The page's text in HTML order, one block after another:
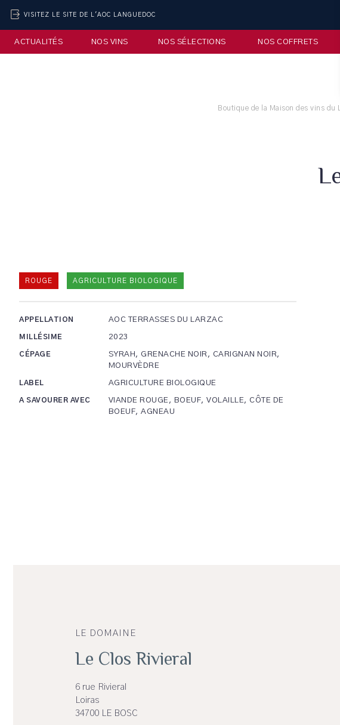
VISITEZ LE SITE DE L'AOC LANGUEDOC
ACTUALITÉS NOS VINS NOS SÉLECTIONS NOS COFFRETS
Boutique de la Maison des vins du
ROUGE AGRICULTURE BIOLOGIQUE
APPELLATION AOC TERRASSES DU LARZAC
MILLÉSIME 2023
CÉPAGE
SYRAH, GRENACHE NOIR, CARIGNAN NOIR,
MOURVÈDRE
LABEL AGRICULTURE BIOLOGIQUE
A SAVOURER AVEC
VIANDE ROUGE, BOEUF, VOLAILLE, CÔTE DE
BOEUF, AGNEAU
LE DOMAINE
Le Clos Rivieral
6 rue Rivieral
Loiras
34700 LE BOSC